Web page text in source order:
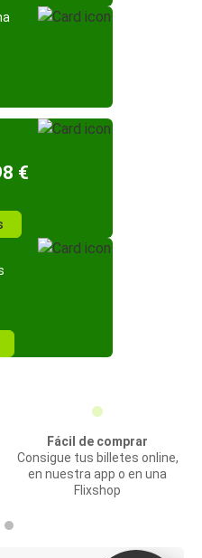
€
Fácil de comprar
Consigue tus billetes online,
en nuestra app o en una
Flixshop